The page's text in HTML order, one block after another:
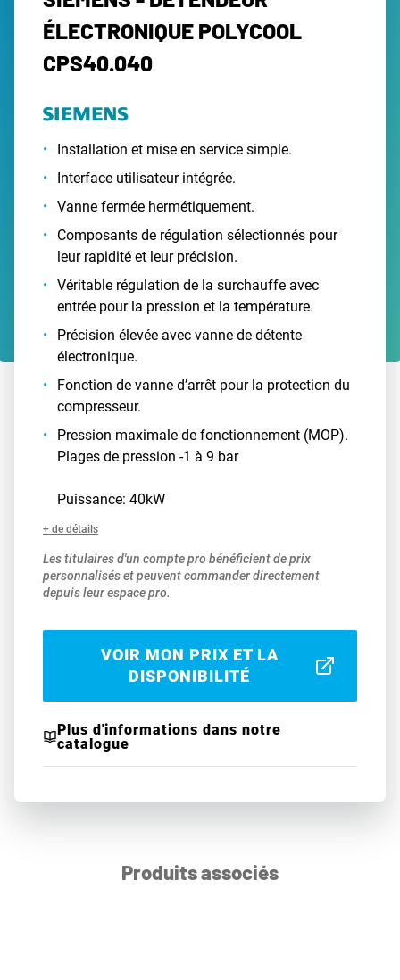
ÉLECTRONIQUE POLYCOOL
CPS40.040
Installation et mise en service simple.
Interface utilisateur intégrée.
Vanne fermée hermétiquement.
Composants de régulation sélectionnés pour
leur rapidité et leur précision.
Véritable régulation de la surchauffe avec
entrée pour la pression et la température.
Précision élevée avec vanne de détente
électronique.
Fonction de vanne d’arrêt pour la protection du
compresseur.
Pression maximale de fonctionnement (MOP).
Plages de pression -1 à 9 bar
Puissance: 40kW
+ de détails
Les titulaires d'un compte pro bénéficient de prix
personnalisés et peuvent commander directement
depuis leur espace pro.
VOIR MON PRIX ET LA
DISPONIBILITÉ
Plus d'informations dans notre
catalogue
Produits associés